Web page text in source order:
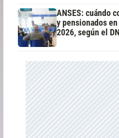
ANSES: cuándo
y pensionados
2026, según el